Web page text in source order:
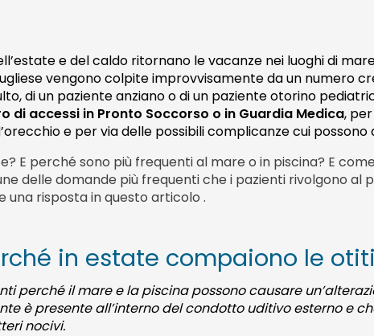
e del caldo ritornano le vacanze nei luoghi di
vengono colpite improvvisamente da un numero
di un paziente anziano o di un paziente otorino
di accessi in Pronto Soccorso o in Guardia Medica,
e per via delle possibili complicanze cui possono
E perché sono più frequenti al mare o in piscina? E
delle domande più frequenti che i pazienti rivolgono al
risposta in questo articolo .
in estate compaiono le
perché il mare e la piscina possono causare
è presente all’interno del condotto uditivo esterno e
nocivi.